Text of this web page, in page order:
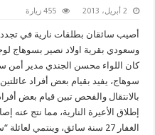
2 أبريل، 2013 455 زيارة
أصيب سائقان بطلقات نارية في تجدد
وسعودي بقرية اولاد نصير بسوهاج
كان اللواء محسن الجندي مدير أمن
سوهاج، يفيد بقيام بعض أفراد
بالانتقال والفحص تبين قيام بعض
إطلاق الأعيرة النارية، مما نتج
الغفار 27 سنة سائق، وينتمي